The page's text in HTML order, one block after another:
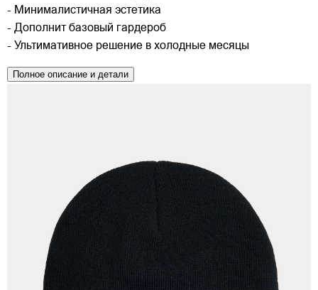
- Минималистичная эстетика
- Дополнит базовый гардероб
- Ультимативное решение в холодные месяцы
Полное описание и детали